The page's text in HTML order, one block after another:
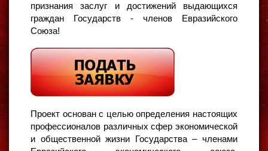
признания заслуг и достижений выдающихся
граждан Государств - членов Евразийского
Союза!
Проект основан с целью определения настоящих
профессионалов различных сфер экономической
и общественной жизни Государства – членами